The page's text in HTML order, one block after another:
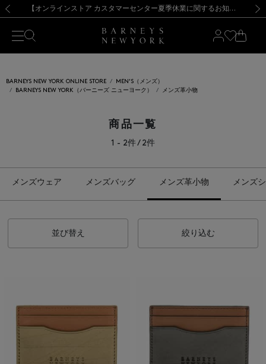
新規登録のお客様も対象！＜MY BARNEYS＞会員のお客様は11,000円（税込）以上のお買上げで常時送料無料！お買い物の際は会員登録を！
【夏季休業に伴う出荷一時停止のお知らせ】(2026.8.7) 【オンラインストア カスタマーセンター夏季休業に関するお知らせ】（2026.8.7）
【夏季休業に伴う返品・交換承り一時停止のお知らせ】（2026.8.5）
熊本県を中心とした地震の影響によるお荷物のお届けについて
【開催中】SUMMER SALEのご案内・ご注意事項 新規登録のお客様も対象！＜MY BARNEYS＞会員のお客様は11,000円（税込）以上のお買上げで常時送料無料！お買い物の際は会員登録を！
【夏季休業に伴う出荷一時停止のお知らせ】(2026.8.7)
BARNEYS NEW YORK ONLINE STORE
MEN'S（メンズ）
BARNEYS NEW YORK（バーニーズ ニューヨーク）
メンズ革小物
商品一覧
1 - 2件 / 2件
メンズウェア メンズバッグ メンズ革小物 メンズ
並び替え 絞り込む